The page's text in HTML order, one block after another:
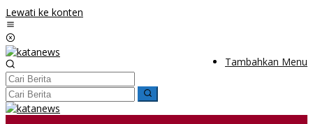
Lewati ke konten
Tambahkan Menu